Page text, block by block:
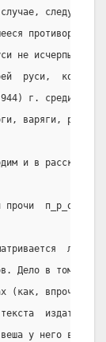
следует
не
руси,  которая
г. среди
варяги,
и в
Дело в том,
(как, впрочем,
издателем.
у него